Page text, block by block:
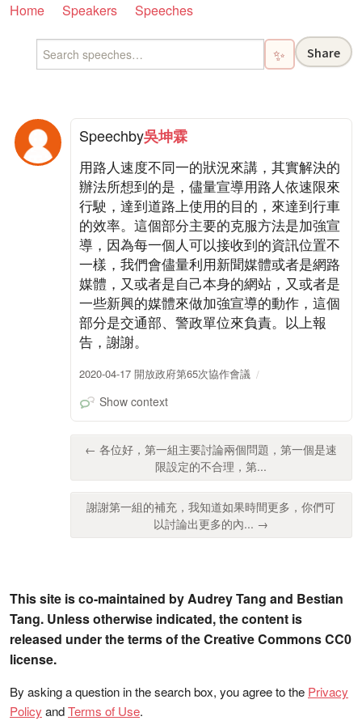
Home Speakers Speeches
✨ Share
Speechby吳坤霖
用路人速度不同一的狀況來講，其實解決的
辦法所想到的是，儘量宣導用路人依速限來
行駛，達到道路上使用的目的，來達到行車
的效率。這個部分主要的克服方法是加強宣
導，因為每一個人可以接收到的資訊位置不
一樣，我們會儘量利用新聞媒體或者是網路
媒體，又或者是自己本身的網站，又或者是
一些新興的媒體來做加強宣導的動作，這個
部分是交通部、警政單位來負責。以上報
告，謝謝。
2020-04-17 開放政府第65次協作會議
Show context
← 各位好，第一組主要討論兩個問題，第一個是速
限設定的不合理，第...
謝謝第一組的補充，我知道如果時間更多，你們可
以討論出更多的內... →
This site is co-maintained by Audrey Tang and Bestian
Tang. Unless otherwise indicated, the content is
released under the terms of the Creative Commons CC0
license.
By asking a question in the search box, you agree to the Privacy
Policy andTerms of Use.